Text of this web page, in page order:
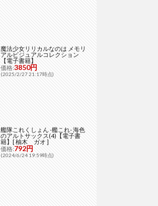
魔法少女リリカルなのは メモリ
アルビジュアルコレクション
【電子書籍】
価格:3850円
(2025/2/27 21:17時点)
艦隊これくしょん -艦これ- 海色
のアルトサックス(4)【電子書
籍】[ 柚木 ガオ ]
価格:792円
(2024/6/24 19:59時点)